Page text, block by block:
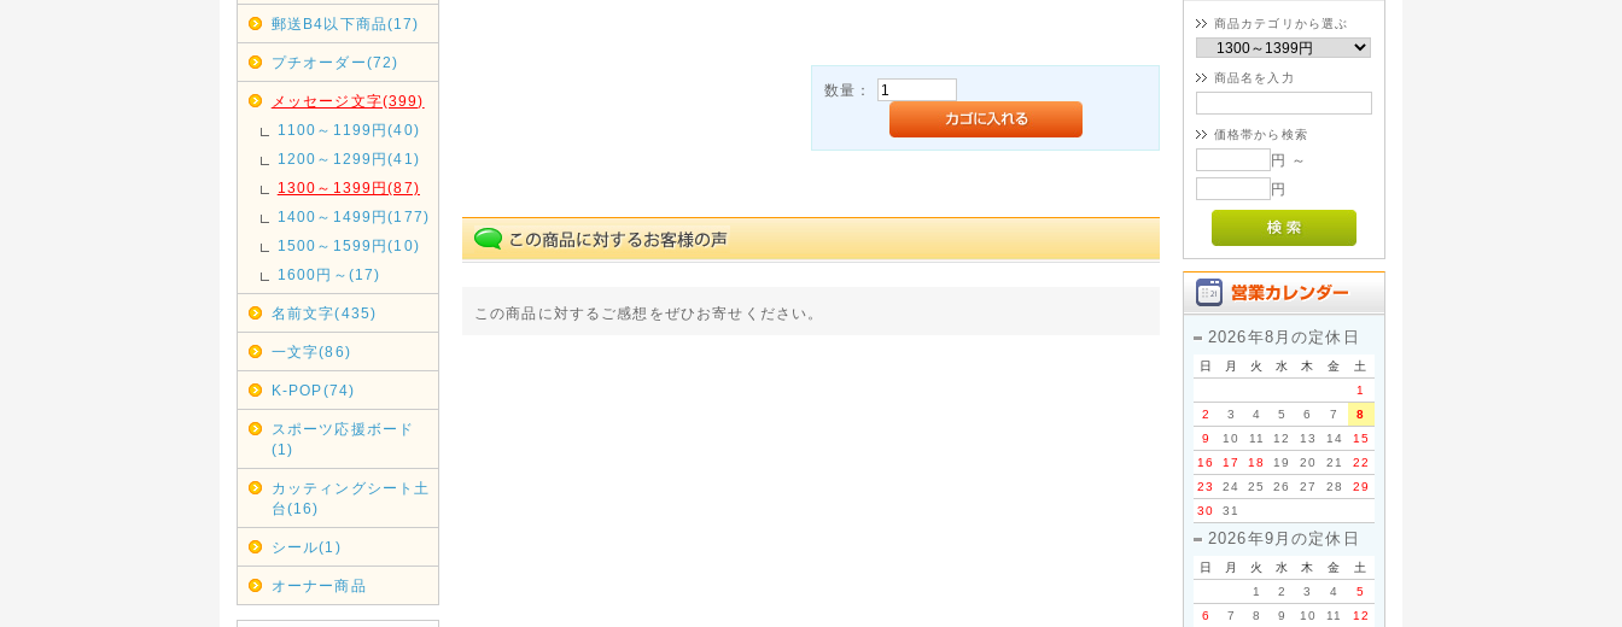
郵送B4以下商品(17)
プチオーダー(72)
メッセージ文字(399)
1100～1199円(40)
1200～1299円(41)
1300～1399円(87)
1400～1499円(177)
1500～1599円(10)
1600円～(17)
名前文字(435)
一文字(86)
K-POP(74)
スポーツ応援ボード
(1)
カッティングシート土
台(16)
シール(1)
オーナー商品
数量：
この商品に対するご感想をぜひお寄せください。
商品カテゴリから選ぶ
商品名を入力
価格帯から検索
円 ～
円
2026年8月の定休日
日 月 火 水 木 金
土
1
2
3 4 5 6 7
8
9
10 11 12 13 14
15
16
17 18 19 20 21
22
23
24 25 26 27 28
29
30
31
2026年9月の定休日
日 月 火 水 木 金
土
1
2 3 4
5
6
7 8 9 10 11 12